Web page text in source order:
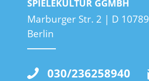
SPIELEKULTUR GGMBH
Marburger Str. 2 | D 10789
Berlin
030/236258940